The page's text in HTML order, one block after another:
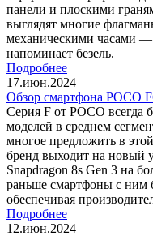
панели и плоскими
выглядят многие
механическими часами —
напоминает безель.
Подробнее
17.июн.2024
Обзор смартфона POCO
Серия F от POCO всегда
моделей в среднем
многое предложить в
бренд выходит на новый
Snapdragon 8s Gen 3 на
раньше смартфоны с ним
обеспечивая
Подробнее
12.июн.2024